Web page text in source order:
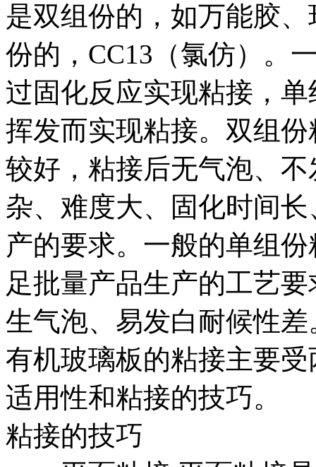
是双组份的，如万能胶
份的，CC13（氯仿）。
过固化反应实现粘接，
挥发而实现粘接。双组
较好，粘接后无气泡、
杂、难度大、固化时间
产的要求。一般的单组
足批量产品生产的工艺
生气泡、易发白耐候性差
有机玻璃板的粘接主要
适用性和粘接的技巧。
粘接的技巧